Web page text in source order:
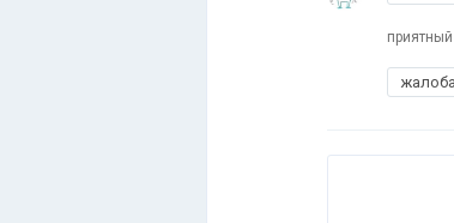
жалоба